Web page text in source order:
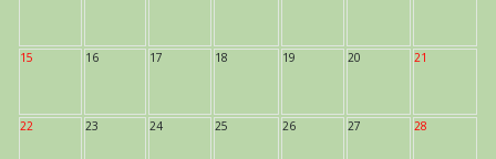
15 16 17 18 19 20 21
22 23 24 25 26 27 28